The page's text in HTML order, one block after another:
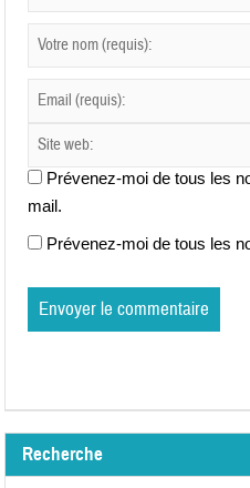
Prévenez-moi de tous les
mail.
Prévenez-moi de tous les
Recherche